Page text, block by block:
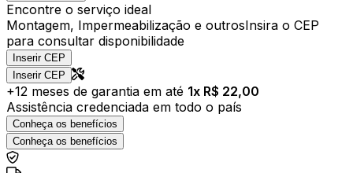
Encontre o serviço ideal
Montagem, Impermeabilização e outrosInsira o CEP
para consultar disponibilidade
Inserir CEP
Inserir CEP
+12 meses de garantia em até 1x R$ 22,00
Assistência credenciada em todo o país
Conheça os benefícios
Conheça os benefícios